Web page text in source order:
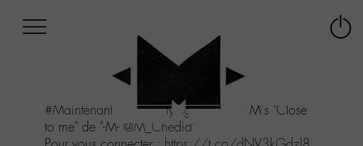
menu
#Maintenant #NowPlayingsur Radio M's "Close
to me" de "-M- @M_Chedid"